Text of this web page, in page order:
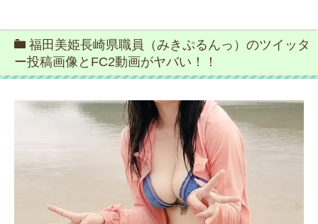
福田美姫長崎県職員（みきぷるんっ）のツイッタ
ー投稿画像とFC2動画がヤバい！！